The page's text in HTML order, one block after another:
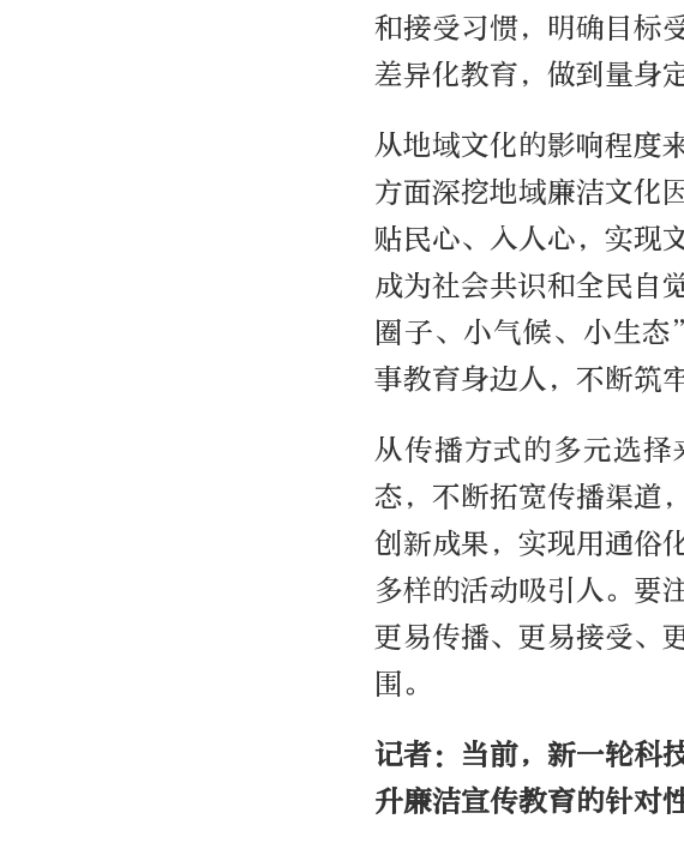
和接受习惯，明确目标
差异化教育，做到量身
从地域文化的影响程度
方面深挖地域廉洁文化
贴民心、入人心，实现
成为社会共识和全民自
圈子、小气候、小生
事教育身边人，不断筑
从传播方式的多元选
态，不断拓宽传播渠道
创新成果，实现用通俗
多样的活动吸引人。要
更易传播、更易接受、
围。
记者：当前，新一轮科
升廉洁宣传教育的针对